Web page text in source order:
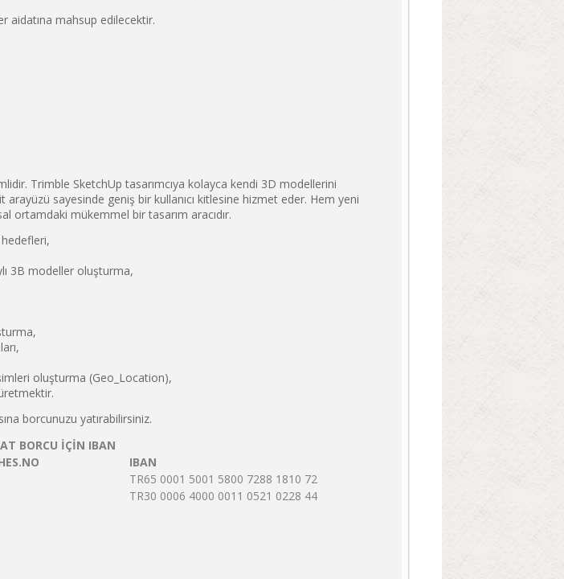
aidatına mahsup edilecektir.
Trimble SketchUp tasarımcıya kolayca kendi 3D modellerini
arayüzü sayesinde geniş bir kullanıcı kitlesine hizmet eder. Hem yeni
ortamdaki mükemmel bir tasarım aracıdır.
3B modeller oluşturma,
oluşturma (Geo_Location),
borcunuzu yatırabilirsiniz.
BORCU İÇİN IBAN
IBAN
TR65 0001 5001 5800 7288 1810 72
TR30 0006 4000 0011 0521 0228 44